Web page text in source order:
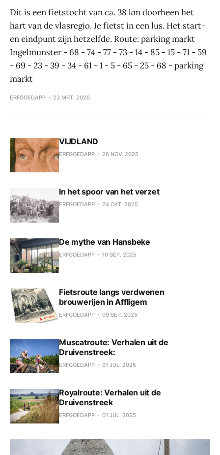
Dit is een fietstocht van ca. 38 km doorheen het
hart van de vlasregio. Je fietst in een lus. Het start-
en eindpunt zijn hetzelfde. Route: parking markt
Ingelmunster - 68 - 74 - 77 - 73 - 14 - 85 - 15 - 71 - 59
- 69 - 23 - 39 - 34 - 61 - 1 - 5 - 65 - 25 - 68 - parking
markt
ERFGOEDAPP 23 MRT. 2026
VIJDLAND
ERFGOEDAPP 26 NOV. 2025
In het spoor van het verzet
ERFGOEDAPP 24 OKT. 2025
De mythe van Hansbeke
ERFGOEDAPP 10 SEP. 2025
Fietsroute langs verdwenen
brouwerijen in Affligem
ERFGOEDAPP 09 SEP. 2025
Muscatroute: Verhalen uit de
Druivenstreek:
ERFGOEDAPP 01 JUL. 2025
Royalroute: Verhalen uit de
Druivenstreek
ERFGOEDAPP 01 JUL. 2025